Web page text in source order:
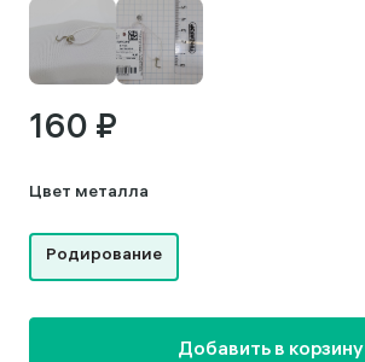
160 ₽
Цвет металла
Родирование
Добавить в корзину